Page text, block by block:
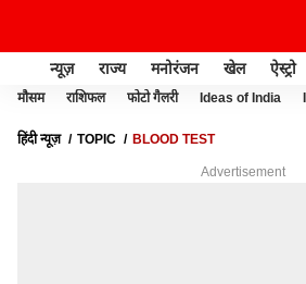
न्यूज़ राज्य मनोरंजन खेल ऐस्ट्रो
मौसम राशिफल फोटो गैलरी Ideas of India
हिंदी न्यूज़ TOPIC BLOOD TEST
Advertisement